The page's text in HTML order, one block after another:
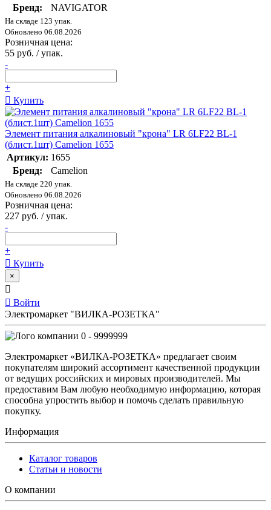
Бренд:
NAVIGATOR
На складе 123 упак.
Обновлено 06.08.2026
Розничная цена:
55 руб. / упак.
-
+
Купить
Элемент питания алкалиновый "крона" LR 6LF22 BL-1
(блист.1шт) Camelion 1655
Артикул: 1655
Бренд:
Camelion
На складе 220 упак.
Обновлено 06.08.2026
Розничная цена:
227 руб. / упак.
-
+
Купить
×
Войти
Электромаркет "ВИЛКА-РОЗЕТКА"
0 - 9999999
Электромаркет «ВИЛКА-РОЗЕТКА» предлагает своим
покупателям широкий ассортимент качественной продукции
от ведущих российских и мировых производителей. Мы
предоставим Вам любую необходимую информацию, которая
способна упростить выбор и помочь сделать правильную
покупку.
Информация
Каталог товаров
Статьи и новости
О компании